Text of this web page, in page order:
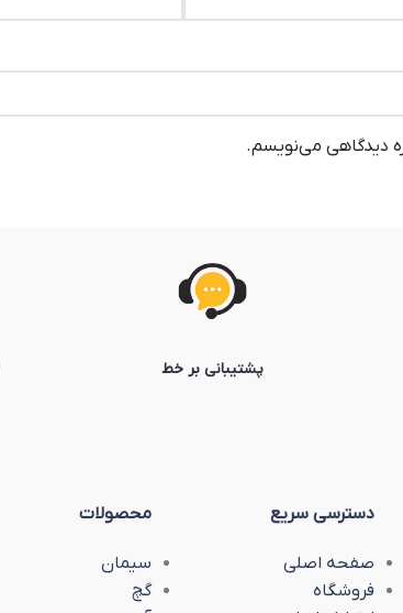
دیدگاهی می‌نویسم.
پشتیبانی بر خط
دسترسی سریع
صفحه اصلی
فروشگاه
محصولات
سیمان
گچ